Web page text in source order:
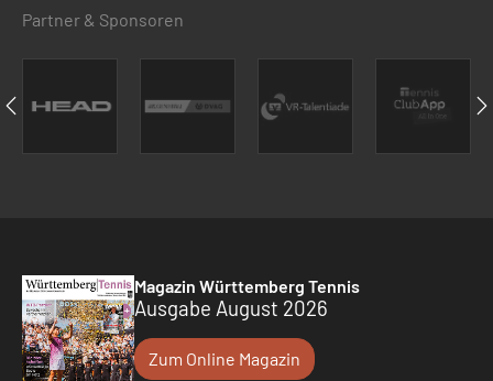
Partner & Sponsoren
Magazin Württemberg Tennis
Ausgabe August 2026
Zum Online Magazin